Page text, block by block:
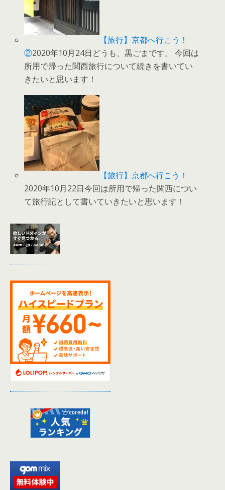
【旅行】京都へ行こう！
②2020年10月24日どうも、黒ごまです。 今回は
所用で帰った関西旅行について続きを書いてい
きたいと思います！
【旅行】京都へ行こう！
2020年10月22日今回は所用で帰った関西につい
て旅行記として書いていきたいと思います！